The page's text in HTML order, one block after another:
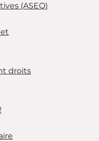
(ASEQ)
droits